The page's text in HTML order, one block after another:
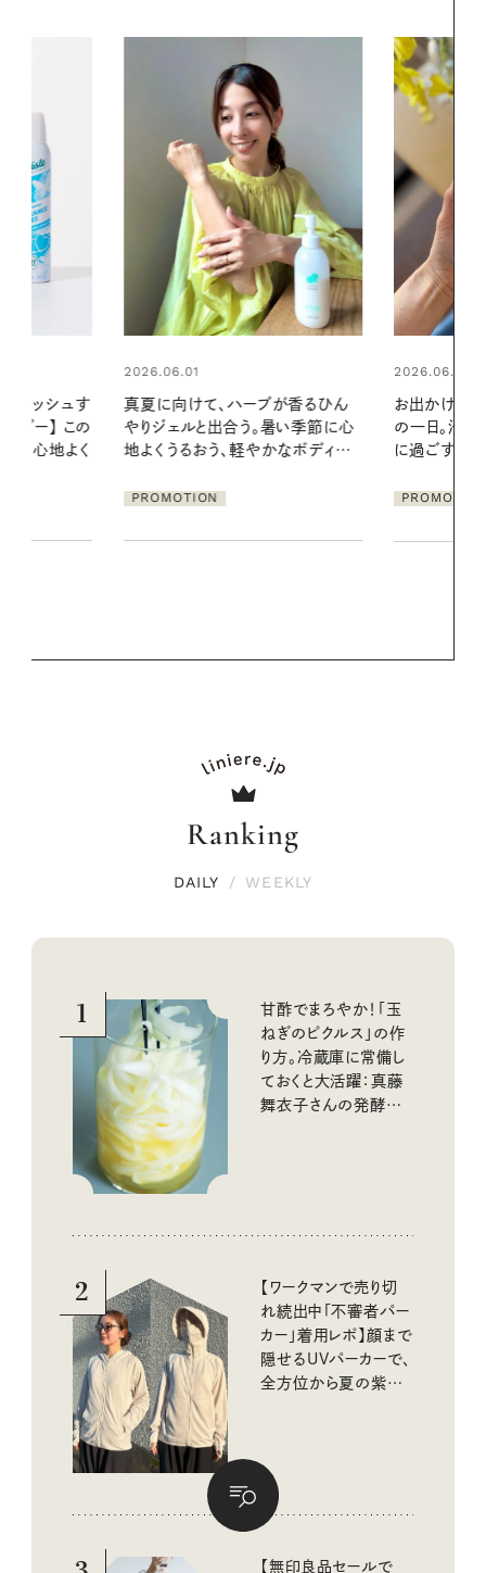
が香るひん
い季節に心
なボディケ
2026.06.01
お出かけ前のひと手間で変わる、夏
の一日。汗ばむ季節を「ごきげん」
に過ごす私の新習慣
PROMOTION
2026.07.21
リーとの重
Ranking
DAILY / WEEKLY
1
甘酢でまろやか！「玉
ねぎのピクルス」の作
り方。冷蔵庫に常備し
ておくと大活躍：真藤
舞衣子さんの発酵と
2
【ワークマンで売り切
れ続出中「不審者パー
カー」着用レポ】顔まで
隠せるUVパーカーで、
全方位から夏の紫外
【無印良品セールで